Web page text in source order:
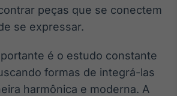
peças que se conectem
se expressar.
é o estudo constante
formas de integrá-las
harmônica e moderna. A